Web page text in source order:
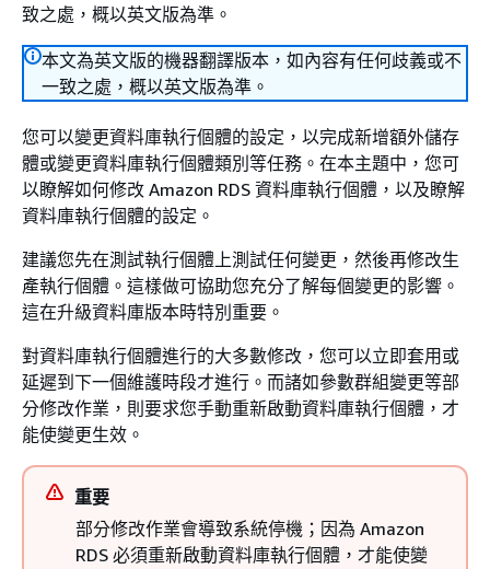
致之處，概以英文版為準。
本文為英文版的機器翻譯版本，如內容有任何歧義或不
一致之處，概以英文版為準。
您可以變更資料庫執行個體的設定，以完成新增額外儲存
體或變更資料庫執行個體類別等任務。在本主題中，您可
以瞭解如何修改 Amazon RDS 資料庫執行個體，以及瞭解
資料庫執行個體的設定。
建議您先在測試執行個體上測試任何變更，然後再修改生
產執行個體。這樣做可協助您充分了解每個變更的影響。
這在升級資料庫版本時特別重要。
對資料庫執行個體進行的大多數修改，您可以立即套用或
延遲到下一個維護時段才進行。而諸如參數群組變更等部
分修改作業，則要求您手動重新啟動資料庫執行個體，才
能使變更生效。
重要
部分修改作業會導致系統停機；因為 Amazon
RDS 必須重新啟動資料庫執行個體，才能使變